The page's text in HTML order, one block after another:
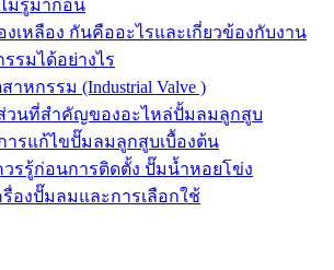
ม่รู้มาก่อน
เหลือง กันคืออะไรและเกี่ยวข้องกับงาน
รมได้อย่างไร
าหกรรม (Industrial Valve )
วนที่สำคัญของอะไหล่ปั้มลมลูกสูบ
ารแก้ไขปั๊มลมลูกสูบเบื้องต้น
รรู้ก่อนการติดตั้ง ปั๊มน้ำหอยโข่ง
องปั๊มลมและการเลือกใช้